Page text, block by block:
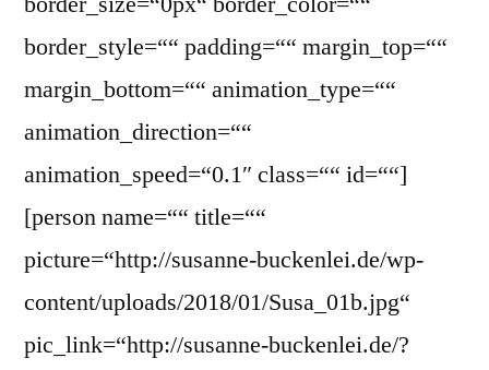
border_style=““ padding=““ margin_top=““
margin_bottom=““ animation_type=““
animation_direction=““
animation_speed=“0.1″ class=““ id=““]
[person name=““ title=““
picture=“http://susanne-buckenlei.de/wp-
content/uploads/2018/01/Susa_01b.jpg“
pic_link=“http://susanne-buckenlei.de/?